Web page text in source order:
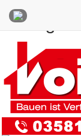
Anzeigen